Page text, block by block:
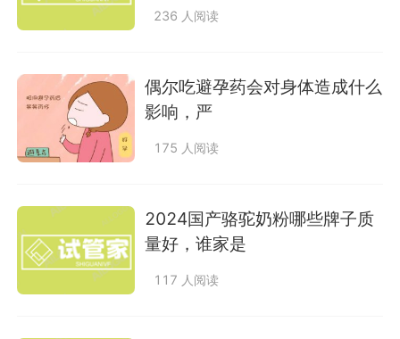
236 人阅读
偶尔吃避孕药会对身体造成什么
影响，严
175 人阅读
2024国产骆驼奶粉哪些牌子质
量好，谁家是
117 人阅读